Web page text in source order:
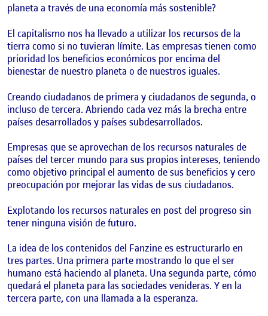
planeta a través de una economía más sostenible?
El capitalismo nos ha llevado a utilizar los recursos de la
tierra como si no tuvieran límite. Las empresas tienen como
prioridad los beneficios económicos por encima del
bienestar de nuestro planeta o de nuestros iguales.
Creando ciudadanos de primera y ciudadanos de segunda, o
incluso de tercera. Abriendo cada vez más la brecha entre
países desarrollados y países subdesarrollados.
Empresas que se aprovechan de los recursos naturales de
países del tercer mundo para sus propios intereses, teniendo
como objetivo principal el aumento de sus beneficios y cero
preocupación por mejorar las vidas de sus ciudadanos.
Explotando los recursos naturales en post del progreso sin
tener ninguna visión de futuro.
La idea de los contenidos del Fanzine es estructurarlo en
tres partes. Una primera parte mostrando lo que el ser
humano está haciendo al planeta. Una segunda parte, cómo
quedará el planeta para las sociedades venideras. Y en la
tercera parte, con una llamada a la esperanza.